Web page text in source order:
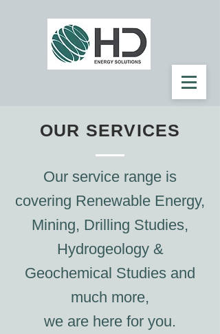
OUR SERVICES
Our service range is
covering Renewable Energy,
Mining, Drilling Studies,
Hydrogeology &
Geochemical Studies and
much more,
we are here for you.